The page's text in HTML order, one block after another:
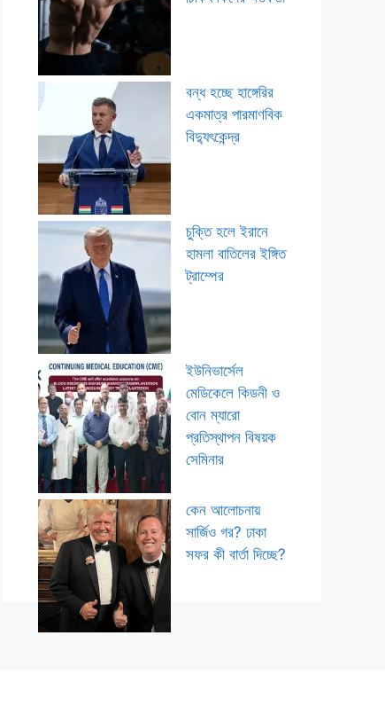
বন্ধ হচ্ছে হাঙ্গেরির
একমাত্র পারমাণবিক
বিদ্যুৎকেন্দ্র
চুক্তি হলে ইরানে
হামলা বাতিলের ইঙ্গিত
ট্রাম্পের
ইউনিভার্সেল
মেডিকেলে কিডনী ও
বোন ম্যারো
প্রতিস্থাপন বিষয়ক
সেমিনার
কেন আলোচনায়
সার্জিও গর? ঢাকা
সফর কী বার্তা দিচ্ছে?